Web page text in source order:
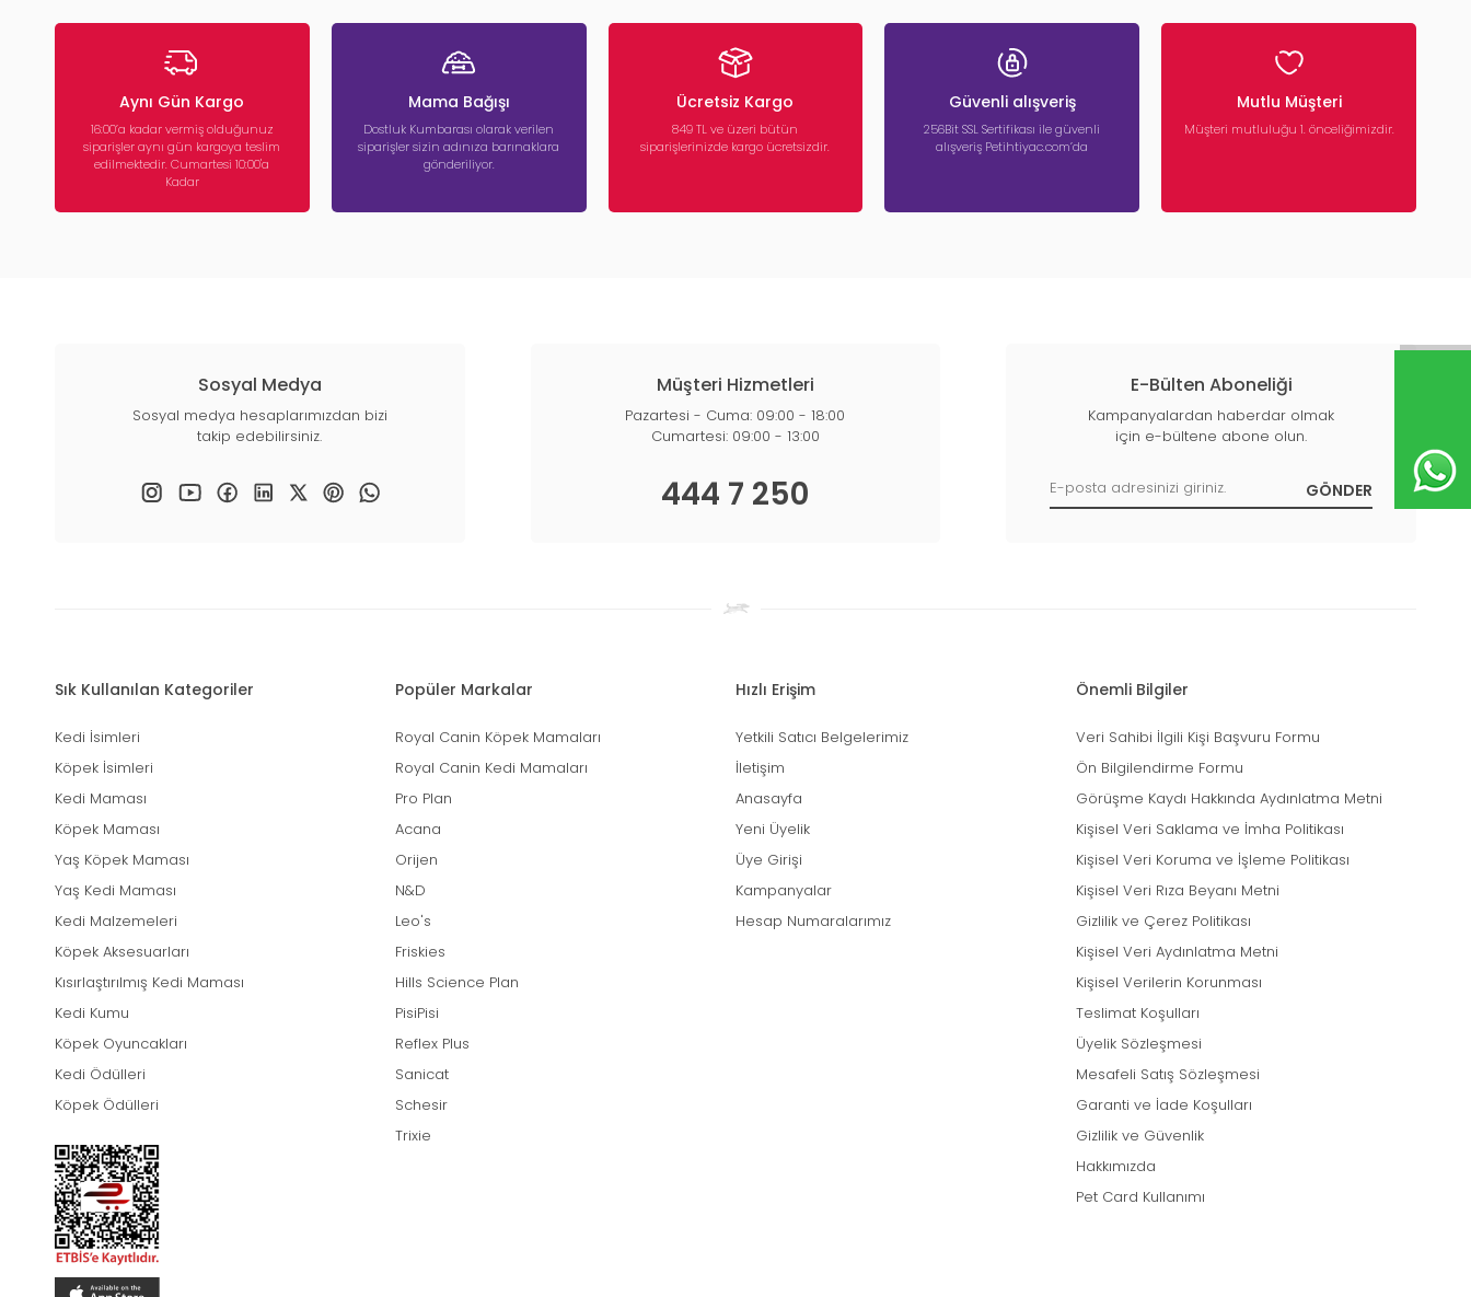
Aynı Gün Kargo
16:00’a kadar vermiş olduğunuz
siparişler aynı gün kargoya teslim
edilmektedir. Cumartesi 10:00'a
Kadar
Mama Bağışı
Dostluk Kumbarası olarak verilen
siparişler sizin adınıza barınaklara
gönderiliyor.
Ücretsiz Kargo
849 TL ve üzeri bütün
siparişlerinizde kargo ücretsizdir.
Güvenli alışveriş
256Bit SSL Sertifikası ile güvenli
alışveriş Petihtiyac.com’da
Mutlu Müşteri
Müşteri mutluluğu 1. önceliğimizdir.
Sosyal Medya
Sosyal medya hesaplarımızdan bizi
takip edebilirsiniz.
Müşteri Hizmetleri
Pazartesi - Cuma: 09:00 - 18:00
Cumartesi: 09:00 - 13:00
444 7 250
E-Bülten Aboneliği
Kampanyalardan haberdar olmak
için e-bültene abone olun.
Sık Kullanılan Kategoriler
Kedi İsimleri
Köpek İsimleri
Kedi Maması
Köpek Maması
Yaş Köpek Maması
Yaş Kedi Maması
Kedi Malzemeleri
Köpek Aksesuarları
Kısırlaştırılmış Kedi Maması
Kedi Kumu
Köpek Oyuncakları
Kedi Ödülleri
Köpek Ödülleri
Popüler Markalar
Royal Canin Köpek Mamaları
Royal Canin Kedi Mamaları
Pro Plan
Acana
Orijen
N&D
Leo's
Friskies
Hills Science Plan
PisiPisi
Reflex Plus
Sanicat
Schesir
Trixie
Hızlı Erişim
Yetkili Satıcı Belgelerimiz
İletişim
Anasayfa
Yeni Üyelik
Üye Girişi
Kampanyalar
Hesap Numaralarımız
Önemli Bilgiler
Veri Sahibi İlgili Kişi Başvuru Formu
Ön Bilgilendirme Formu
Görüşme Kaydı Hakkında Aydınlatma Metni
Kişisel Veri Saklama ve İmha Politikası
Kişisel Veri Koruma ve İşleme Politikası
Kişisel Veri Rıza Beyanı Metni
Gizlilik ve Çerez Politikası
Kişisel Veri Aydınlatma Metni
Kişisel Verilerin Korunması
Teslimat Koşulları
Üyelik Sözleşmesi
Mesafeli Satış Sözleşmesi
Garanti ve İade Koşulları
Gizlilik ve Güvenlik
Hakkımızda
Pet Card Kullanımı